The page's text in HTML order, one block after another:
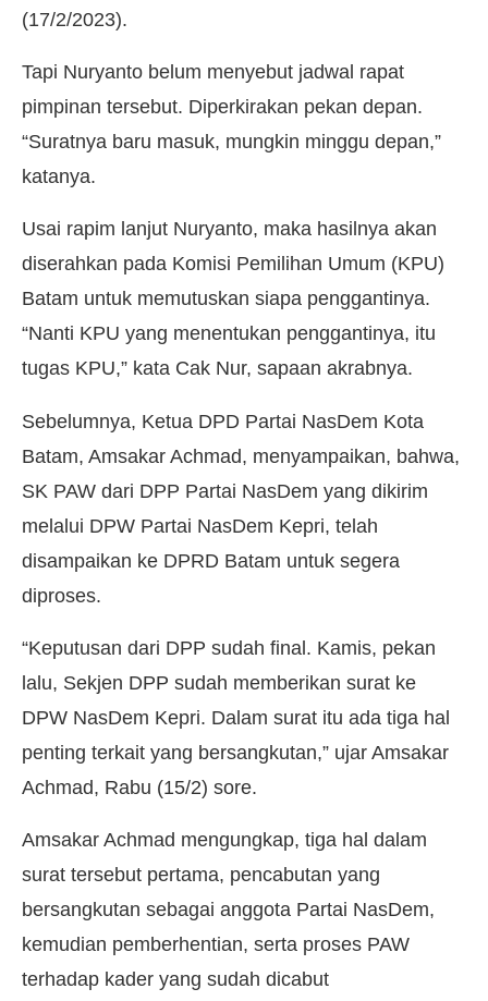
(17/2/2023).
Tapi Nuryanto belum menyebut jadwal rapat
pimpinan tersebut. Diperkirakan pekan depan.
“Suratnya baru masuk, mungkin minggu depan,”
katanya.
Usai rapim lanjut Nuryanto, maka hasilnya akan
diserahkan pada Komisi Pemilihan Umum (KPU)
Batam untuk memutuskan siapa penggantinya.
“Nanti KPU yang menentukan penggantinya, itu
tugas KPU,” kata Cak Nur, sapaan akrabnya.
Sebelumnya, Ketua DPD Partai NasDem Kota
Batam, Amsakar Achmad, menyampaikan, bahwa,
SK PAW dari DPP Partai NasDem yang dikirim
melalui DPW Partai NasDem Kepri, telah
disampaikan ke DPRD Batam untuk segera
diproses.
“Keputusan dari DPP sudah final. Kamis, pekan
lalu, Sekjen DPP sudah memberikan surat ke
DPW NasDem Kepri. Dalam surat itu ada tiga hal
penting terkait yang bersangkutan,” ujar Amsakar
Achmad, Rabu (15/2) sore.
Amsakar Achmad mengungkap, tiga hal dalam
surat tersebut pertama, pencabutan yang
bersangkutan sebagai anggota Partai NasDem,
kemudian pemberhentian, serta proses PAW
terhadap kader yang sudah dicabut